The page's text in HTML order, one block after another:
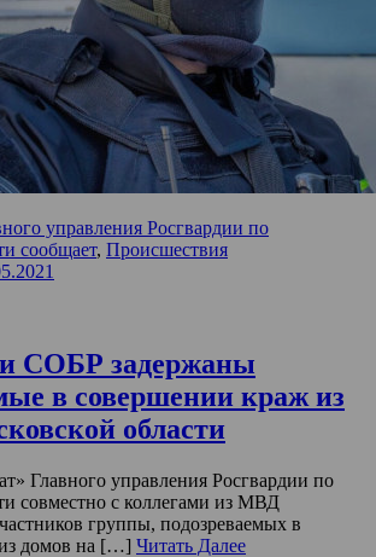
управления Росгвардии по
сообщает, Происшествия
СОБР задержаны
в совершении краж из
области
Главного управления Росгвардии по
совместно с коллегами из МВД
группы, подозреваемых в
домов на […] Читать Далее